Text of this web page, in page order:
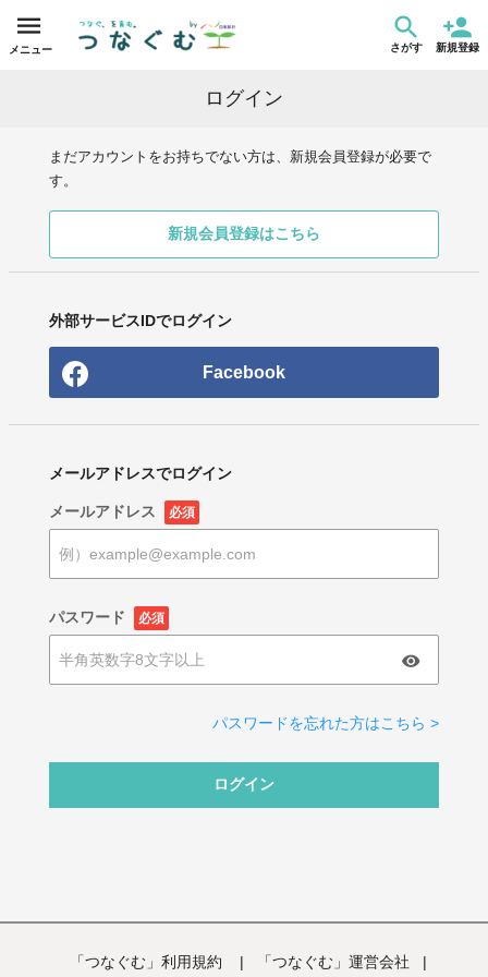
メニュー さがす 新規登録
ログイン
まだアカウントをお持ちでない方は、新規会員登録が必要で
す。
新規会員登録はこちら
外部サービスIDでログイン
Facebook
メールアドレスでログイン
メールアドレス 必須
パスワード 必須
パスワードを忘れた方はこちら >
ログイン
「つなぐむ」利用規約 | 「つなぐむ」運営会社 |